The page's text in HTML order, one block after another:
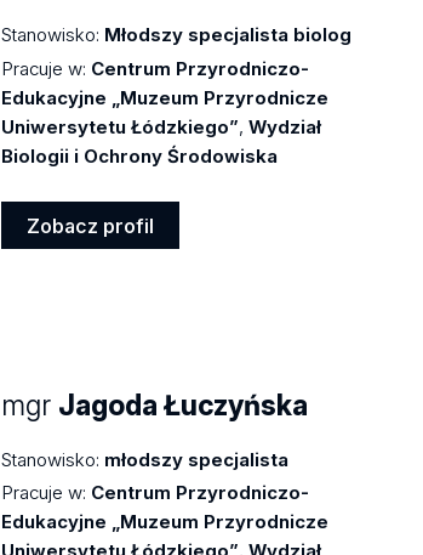
Stanowisko: Młodszy specjalista biolog
Pracuje w: Centrum Przyrodniczo-
Edukacyjne „Muzeum Przyrodnicze
Uniwersytetu Łódzkiego”,Wydział
Biologii i Ochrony Środowiska
Zobacz profil
mgr Jagoda Łuczyńska
Stanowisko: młodszy specjalista
Pracuje w: Centrum Przyrodniczo-
Edukacyjne „Muzeum Przyrodnicze